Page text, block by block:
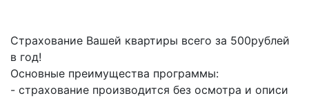
Страхование Вашей квартиры всего за 500рублей
в год!
Основные преимущества программы:
- страхование производится без осмотра и описи